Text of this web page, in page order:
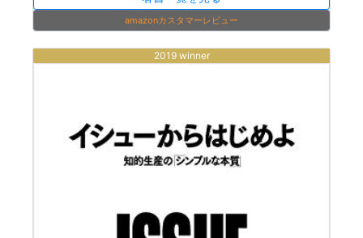
amazonカスタマーレビュー
2019 winner